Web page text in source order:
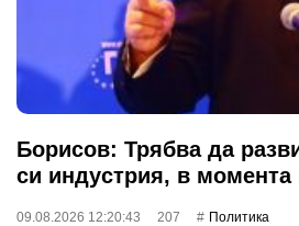
Борисов: Трябва да
си индустрия, в момента
09.08.2026 12:20:43 207 Политика